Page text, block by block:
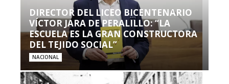
DIRECTOR DEL LICEO BICENTENARIO
VÍCTOR JARA DE PERALILLO: “LA
ESCUELA ES LA GRAN CONSTRUCTORA
DEL TEJIDO SOCIAL”
NACIONAL